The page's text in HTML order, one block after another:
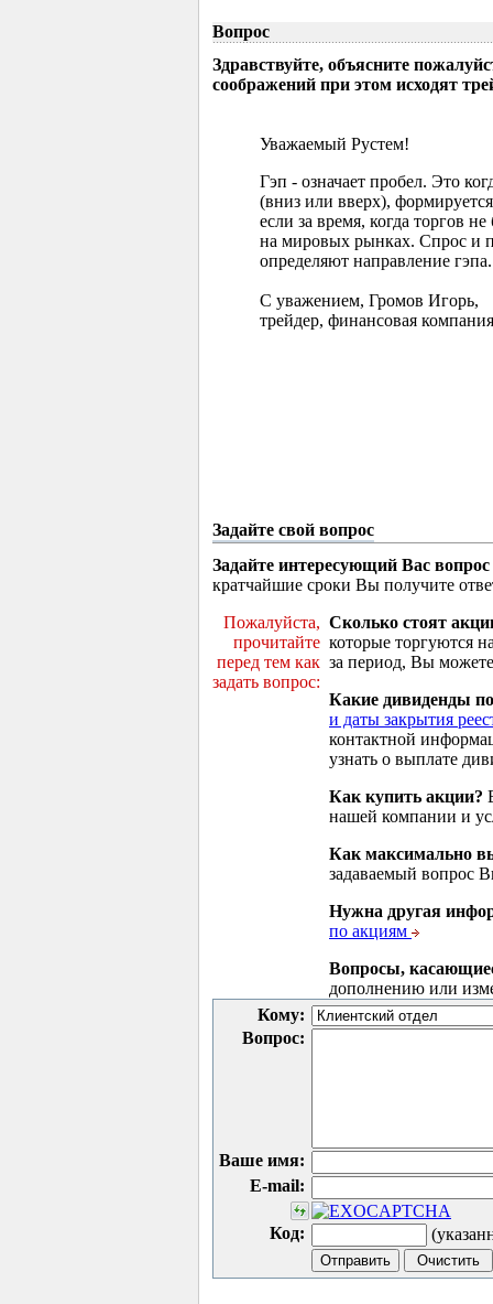
Вопрос
Здравствуйте, объясните
соображений при этом исходят
Уважаемый Рустем!
Гэп - означает пробел. Это
(вниз или вверх),
если за время, когда торгов
на мировых рынках. Спрос и
определяют направление гэпа.
С уважением, Громов Игорь,
трейдер, финансовая
Задайте свой вопрос
Задайте интересующий Вас вопрос
кратчайшие сроки Вы получите
Пожалуйста,
прочитайте
перед тем как
задать вопрос:
Сколько стоят
которые торгуются
за период, Вы
Какие дивиденды
и даты закрытия
контактной
узнать о выплате
Как купить акции?
нашей компании и
Как максимально
задаваемый вопрос
Нужна другая
по акциям
Вопросы,
дополнению или
Кому:
Вопрос:
Ваше имя:
E-mail:
Код: